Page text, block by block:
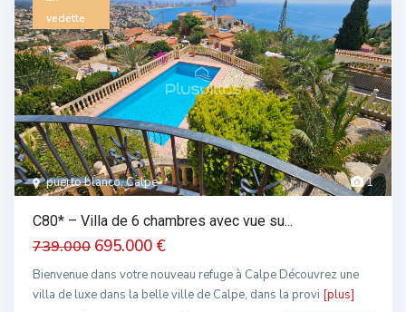
1
puerto blanco, Calpe
vedette
C80* – Villa de 6 chambres avec vue su...
739.000 695.000 €
Bienvenue dans votre nouveau refuge à Calpe Découvrez une
villa de luxe dans la belle ville de Calpe, dans la provi [plus]